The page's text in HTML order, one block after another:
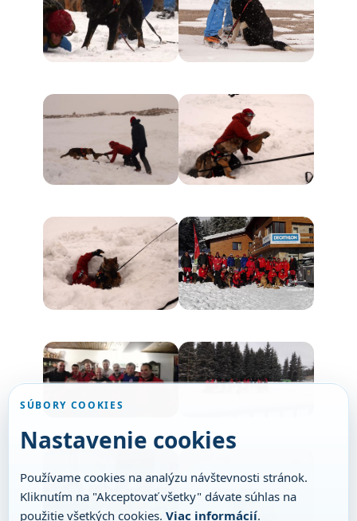
SÚBORY COOKIES
Nastavenie cookies
Používame cookies na analýzu návštevnosti stránok.
Kliknutím na "Akceptovať všetky" dávate súhlas na
použitie všetkých cookies. Viac informácií.